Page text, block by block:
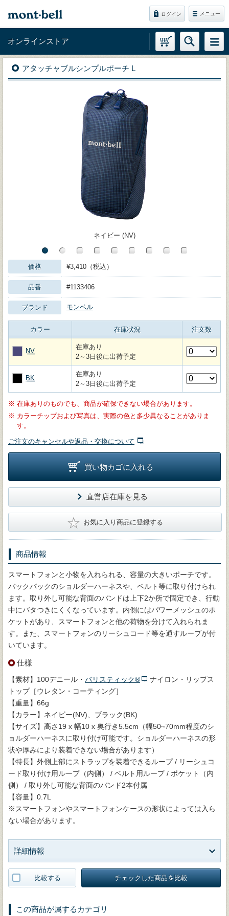
ログイン メニュー
オンラインストア
アタッチャブルシンプルポーチ L
ネイビー (NV)
価格 ¥3,410（税込）
品番 #1133406
ブランド モンベル
カラー 在庫状況 注文数
NV
在庫あり
2～3日後に出荷予定
BK
在庫あり
2～3日後に出荷予定
※ 在庫ありのものでも、商品が確保できない場合があります。
※ カラーチップおよび写真は、実際の色と多少異なることがありま
す。
ご注文のキャンセルや返品・交換について
買い物カゴに入れる
直営店在庫を見る
★ お気に入り商品に登録する
商品情報
スマートフォンと小物を入れられる、容量の大きいポーチです。
バックパックのショルダーハーネスや、ベルト等に取り付けられ
ます。取り外し可能な背面のバンドは上下2か所で固定でき、行動
中にバタつきにくくなっています。内側にはパワーメッシュのポ
ケットがあり、スマートフォンと他の荷物を分けて入れられま
す。また、スマートフォンのリーシュコード等を通すループが付
いています。
仕様
【素材】100デニール・ バリスティック®
ナイロン・リップス
トップ［ウレタン・コーティング］
【重量】66g
【カラー】ネイビー(NV)、ブラック(BK)
【サイズ】高さ19 x 幅10 x 奥行き5.5cm（幅50~70mm程度のシ
ョルダーハーネスに取り付け可能です。ショルダーハーネスの形
状や厚みにより装着できない場合があります）
【特長】外側上部にストラップを装着できるループ / リーシュコ
ード取り付け用ループ（内側） / ベルト用ループ / ポケット（内
側） / 取り外し可能な背面のバンド2本付属
【容量】0.7L
※スマートフォンやスマートフォンケースの形状によっては入ら
ない場合があります。
詳細情報
比較する チェックした商品を比較
この商品が属するカテゴリ